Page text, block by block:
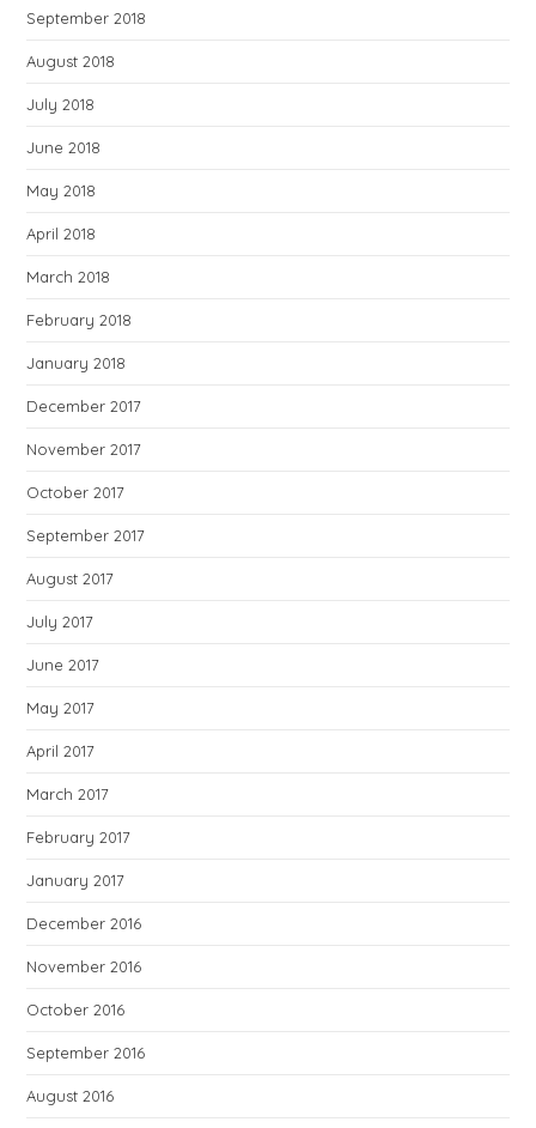
September 2018
August 2018
July 2018
June 2018
May 2018
April 2018
March 2018
February 2018
January 2018
December 2017
November 2017
October 2017
September 2017
August 2017
July 2017
June 2017
May 2017
April 2017
March 2017
February 2017
January 2017
December 2016
November 2016
October 2016
September 2016
August 2016